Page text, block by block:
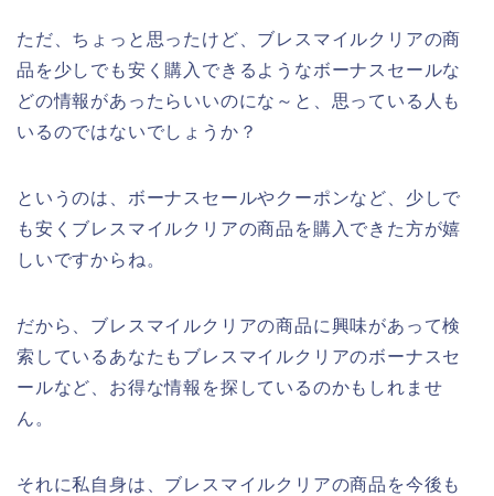
ただ、ちょっと思ったけど、ブレスマイルクリアの商
品を少しでも安く購入できるようなボーナスセールな
どの情報があったらいいのにな～と、思っている人も
いるのではないでしょうか？
というのは、ボーナスセールやクーポンなど、少しで
も安くブレスマイルクリアの商品を購入できた方が嬉
しいですからね。
だから、ブレスマイルクリアの商品に興味があって検
索しているあなたもブレスマイルクリアのボーナスセ
ールなど、お得な情報を探しているのかもしれませ
ん。
それに私自身は、ブレスマイルクリアの商品を今後も